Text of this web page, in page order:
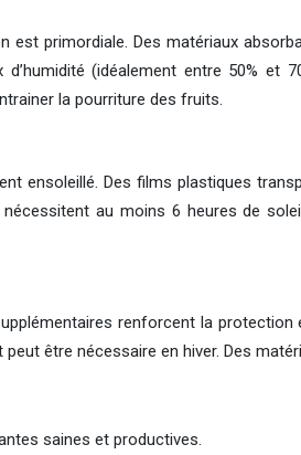
primordiale. Des matériaux
(idéalement entre 50% et
la pourriture des fruits.
ensoleillé. Des films plastiques
au moins 6 heures de
renforcent la
être nécessaire en hiver. Des
saines et productives.